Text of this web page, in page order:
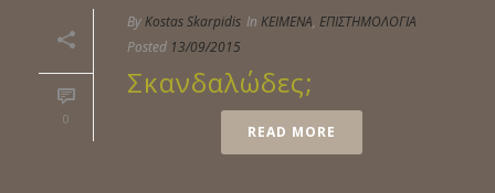
0
ByKostas Skarpidis In ΚΕΙΜΕΝΑ, ΕΠΙΣΤΗΜΟΛΟΓΙΑ
Posted 13/09/2015
Σκανδαλώδες;
READ MORE